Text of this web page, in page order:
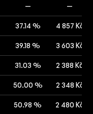
— —
37.14 % 4 857 Kč
39.18 % 3 603 Kč
31.03 % 2 388 Kč
50.00 % 2 348 Kč
50.98 % 2 480 Kč